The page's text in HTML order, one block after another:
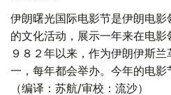
伊朗曙光国际电影节是伊朗电
的文化活动，展示一年来在电
９８２年以来，作为伊朗伊斯
一，每年都会举办。今年的电影
（编译：苏航/审校：流沙）